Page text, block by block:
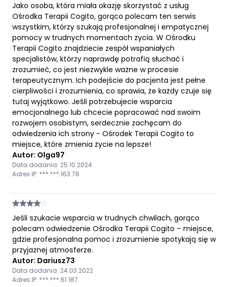
Jako osoba, która miała okazję skorzystać z usług
Ośrodka Terapii Cogito, gorąco polecam ten serwis
wszystkim, którzy szukają profesjonalnej i empatycznej
pomocy w trudnych momentach życia. W Ośrodku
Terapii Cogito znajdziecie zespół wspaniałych
specjalistów, którzy naprawdę potrafią słuchać i
zrozumieć, co jest niezwykle ważne w procesie
terapeutycznym. Ich podejście do pacjenta jest pełne
cierpliwości i zrozumienia, co sprawia, że każdy czuje się
tutaj wyjątkowo. Jeśli potrzebujecie wsparcia
emocjonalnego lub chcecie popracować nad swoim
rozwojem osobistym, serdecznie zachęcam do
odwiedzenia ich strony - Ośrodek Terapii Cogito to
miejsce, które zmienia życie na lepsze!
Autor: Olga97
Data dodania: 25.10.2024
Adres IP: ***.***.163.78
Jeśli szukacie wsparcia w trudnych chwilach, gorąco
polecam odwiedzenie Ośrodka Terapii Cogito – miejsce,
gdzie profesjonalna pomoc i zrozumienie spotykają się w
przyjaznej atmosferze.
Autor: Dariusz73
Data dodania: 24.03.2022
Adres IP: ***.***.61.187